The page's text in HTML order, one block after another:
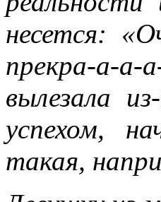
несется:
прекра-а-
вылезала
успехом,
такая,